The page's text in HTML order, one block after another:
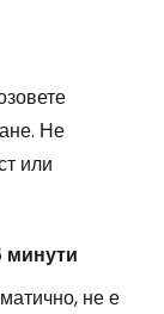
Не
или
минути
не е